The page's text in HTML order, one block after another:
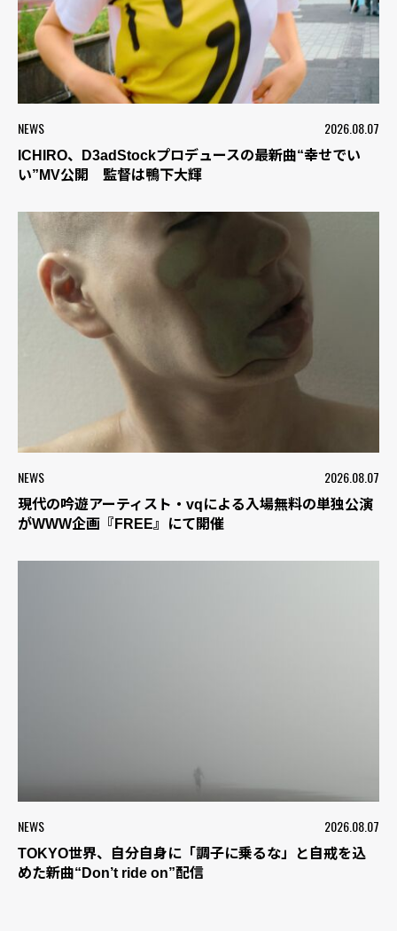
NEWS 2026.08.07
ICHIRO、D3adStockプロデュースの最新曲“幸せでい
い”MV公開 監督は鴨下大輝
NEWS 2026.08.07
現代の吟遊アーティスト・vqによる入場無料の単独公演
がWWW企画『FREE』にて開催
NEWS 2026.08.07
TOKYO世界、自分自身に「調子に乗るな」と自戒を込
めた新曲“Don’t ride on”配信